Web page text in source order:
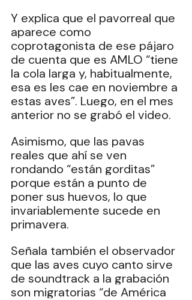
Y explica que el pavorreal que
aparece como
coprotagonista de ese pájaro
de cuenta que es AMLO “tiene
la cola larga y, habitualmente,
esa es les cae en noviembre a
estas aves”. Luego, en el mes
anterior no se grabó el video.
Asimismo, que las pavas
reales que ahí se ven
rondando “están gorditas”
porque están a punto de
poner sus huevos, lo que
invariablemente sucede en
primavera.
Señala también el observador
que las aves cuyo canto sirve
de soundtrack a la grabación
son migratorias “de América